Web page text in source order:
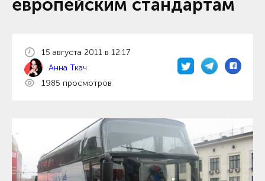
европейским стандартам
15 августа 2011 в 12:17
Анна Ткач
1985 просмотров